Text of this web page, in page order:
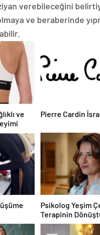
ziyan verebileceğini
ve beraberinde
ve
Pierre Cardin
Psikolog Yeşim
Terapinin
Gücünü